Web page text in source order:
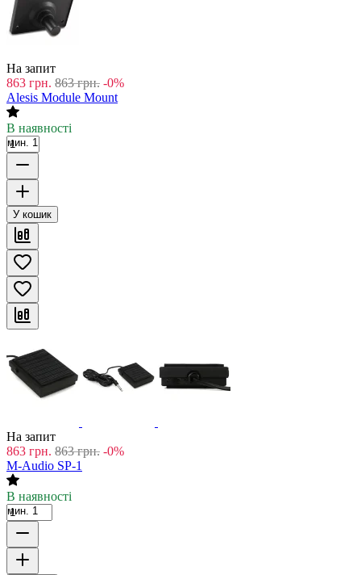
На запит
863 грн. 863 грн. -0%
Alesis Module Mount
В наявності
мин. 1
У кошик
На запит
863 грн. 863 грн. -0%
M-Audio SP-1
В наявності
мин. 1